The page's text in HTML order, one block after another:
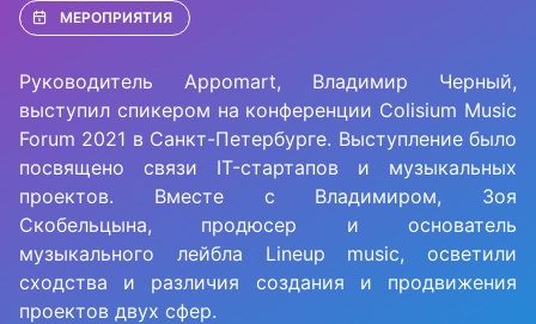
МЕРОПРИЯТИЯ
Руководитель Appomart, Владимир Черный,
выступил спикером на конференции Colisium Music
Forum 2021 в Санкт-Петербурге. Выступление было
посвящено связи IT-стартапов и музыкальных
проектов. Вместе с Владимиром, Зоя
Скобельцына, продюсер и основатель
музыкального лейбла Lineup music, осветили
сходства и различия создания и продвижения
проектов двух сфер.